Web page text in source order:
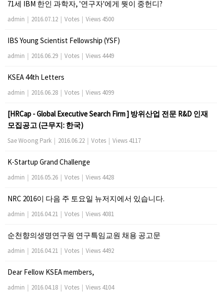
71세 IBM 한인 과학자, '연구자'에게 뭣이 중헌디?
admin | 2016.07.12 | Votes | Views 4500
IBS Young Scientist Fellowship (YSF)
admin | 2016.06.29 | Votes | Views 4449
KSEA 44th Letters
admin | 2016.06.28 | Votes | Views 4099
[HRCap - Global Executive Search Firm ] 방위산업 전문 R&D 인재
모집공고 (근무지: 한국)
Sae Woong Park | 2016.06.22 | Votes | Views 4117
K-Startup Grand Challenge
admin | 2016.05.26 | Votes | Views 4428
NRC 2016이 다음 주 토요일 뉴저지에서 있습니다.
admin | 2016.04.21 | Votes | Views 4081
순천향의생명연구원 연구특임교원 채용 공고문
admin | 2016.04.21 | Votes | Views 4492
Dear Fellow KSEA members,
admin | 2016.04.18 | Votes | Views 4104